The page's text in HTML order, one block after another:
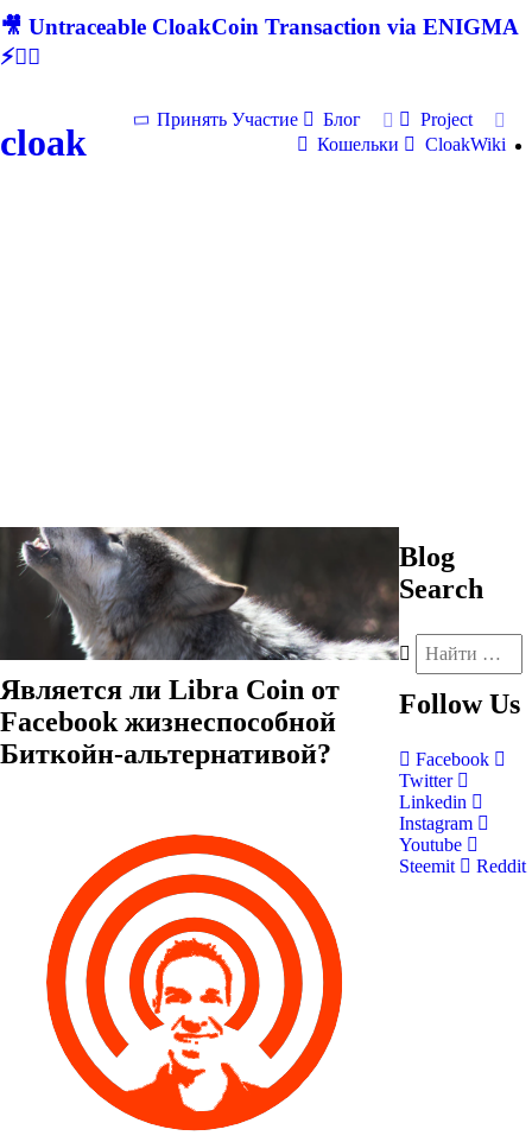
🎥 Untraceable CloakCoin Transaction via ENIGMA
⚡🕵‍♂
cloak
Принять Участие Блог
Project
Кошельки
CloakWiki
Является ли Libra Coin от
Facebook жизнеспособной
Биткойн-альтернативой?
Blog
Search
Follow Us
Facebook
Twitter
Linkedin
Instagram
Youtube
Steemit
Reddit